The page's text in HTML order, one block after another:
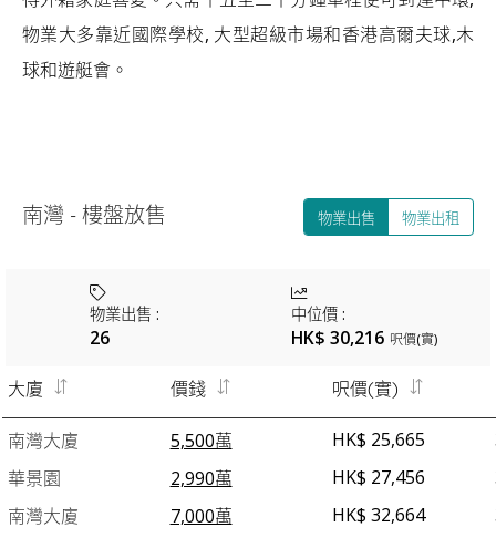
物業大多靠近國際學校, 大型超級市場和香港高爾夫球,木
球和遊艇會。
南灣 - 樓盤放售 物業出售 物業出租
物業出售 :
26
中位價:
HK$ 30,216 呎價(實)
大廈 價錢 呎價(實)
南灣大廈 5,500萬 HK$ 25,665
華景園
2,990萬 HK$ 27,456
南灣大廈
7,000萬 HK$ 32,664